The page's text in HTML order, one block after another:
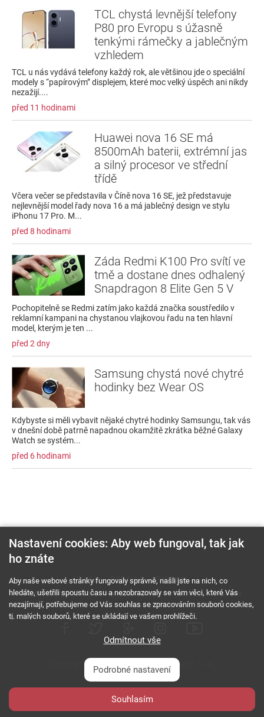
TCL chystá levnější telefony
P80 pro Evropu s úžasně
tenkými rámečky a jablečným
vzhledem
TCL u nás vydává telefony každý rok, ale většinou jde o speciální
modely s “papírovým” displejem, které moc velký úspěch ani nikdy
nezažijí....
před 11 hodinami
Huawei nova 16 SE má
8500mAh baterii, extrémní jas
a silný procesor ve střední
třídě
Včera večer se představila v Číně nova 16 SE, jež představuje
nejlevnější model řady nova 16 a má jablečný design ve stylu
iPhonu 17 Pro. M...
před 8 hodinami
Záda Redmi K100 Pro svítí ve
tmě a dostane dnes odhalený
Snapdragon 8 Elite Gen 5 V
Pochopitelně se Redmi zatím jako každá značka soustředilo v
reklamní kampani na chystanou vlajkovou řadu na ten hlavní
model, kterým je ten ...
před 2 dny
Samsung chystá nové chytré
hodinky bez Wear OS
Kdybyste si měli vybavit nějaké chytré hodinky Samsungu, tak vás
v dnešní době patrně napadnou okamžitě zkrátka běžné Galaxy
Watch se systém...
před 6 hodinami
O nás RSS feed
Reklama
Podmínky použití a ochrana soukromí
Cookies Kariéra
Copyright © 2000 - 2026 NetComp, spol. s r.o.
Všechna práva vyhrazena.
PESL.NAME
Nastavení cookies: Aby web fungoval, tak jak
ho znáte
Aby naše webové stránky fungovaly správně, našli jste na nich, co
hledáte, ušetřili spoustu času a nezobrazovaly se vám věci, které Vás
nezajímají, potřebujeme od Vás souhlas se zpracováním souborů cookies,
tj. malých souborů, které se ukládají ve vašem prohlížeči.
Odmítnout vše
Podrobné nastavení
Souhlasím